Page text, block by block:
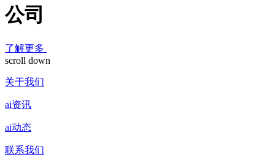
公司
了解更多
scroll down
关于我们
ai资讯
ai动态
联系我们